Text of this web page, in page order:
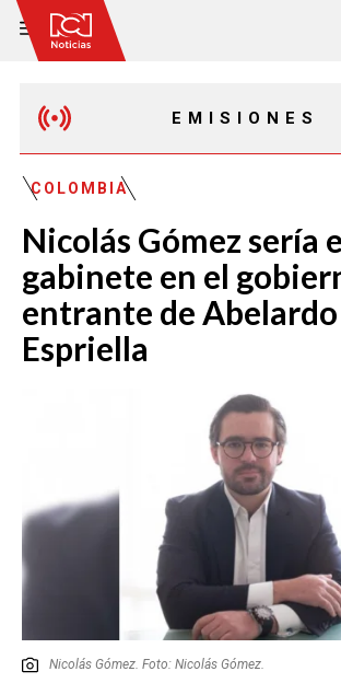
EMISIONES
EMISIÓN 12:30 PM
EMISIÓN 7:00 PM
EMISIÓN 11:30 PM
COLOMBIA
Nicolás Gómez sería
gabinete en el
entrante de Abelardo
Espriella
Nicolás Gómez. Foto: Nicolás Gómez.